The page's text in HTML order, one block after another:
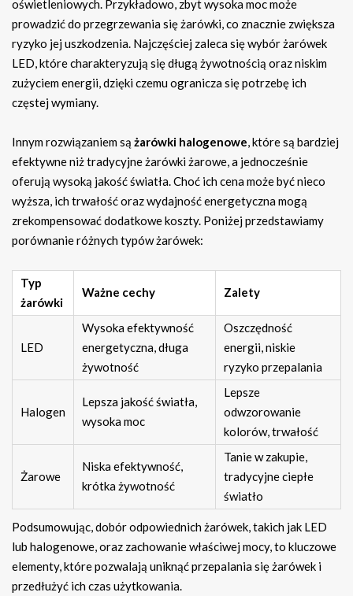
oświetleniowych. Przykładowo, zbyt wysoka moc może
prowadzić do przegrzewania się żarówki, co znacznie zwiększa
ryzyko jej uszkodzenia. Najczęściej zaleca się wybór żarówek
LED, które charakteryzują się długą żywotnością oraz niskim
zużyciem energii, dzięki czemu ogranicza się potrzebę ich
częstej wymiany.
Innym rozwiązaniem są żarówki halogenowe, które są bardziej
efektywne niż tradycyjne żarówki żarowe, a jednocześnie
oferują wysoką jakość światła. Choć ich cena może być nieco
wyższa, ich trwałość oraz wydajność energetyczna mogą
zrekompensować dodatkowe koszty. Poniżej przedstawiamy
porównanie różnych typów żarówek:
Typ
żarówki
Ważne cechy Zalety
LED
Wysoka efektywność
energetyczna, długa
żywotność
Oszczędność
energii, niskie
ryzyko przepalania
Halogen
Lepsza jakość światła,
wysoka moc
Lepsze
odwzorowanie
kolorów, trwałość
Żarowe
Niska efektywność,
krótka żywotność
Tanie w zakupie,
tradycyjne ciepłe
światło
Podsumowując, dobór odpowiednich żarówek, takich jak LED
lub halogenowe, oraz zachowanie właściwej mocy, to kluczowe
elementy, które pozwalają uniknąć przepalania się żarówek i
przedłużyć ich czas użytkowania.